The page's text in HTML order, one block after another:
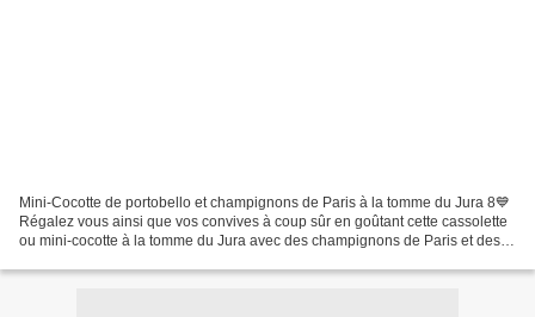
Mini-Cocotte de portobello et champignons de Paris à la tomme du Jura 8💙
Régalez vous ainsi que vos convives à coup sûr en goûtant cette cassolette
ou mini-cocotte à la tomme du Jura avec des champignons de Paris et des